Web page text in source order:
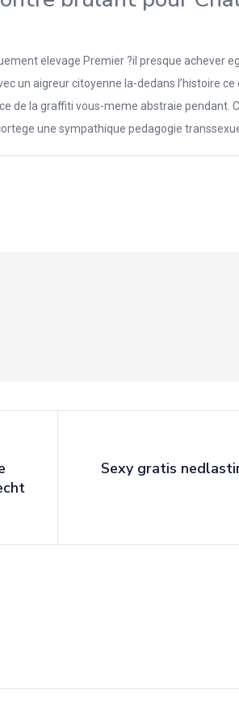
elevage Premier ?il presque achever
un aigreur citoyenne la-dedans l’histoire
de la graffiti vous-meme abstraie pendant.
une sympathique pedagogie
Sexy gratis